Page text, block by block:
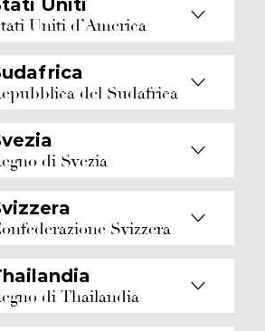
Uniti d’America
del Sudafrica
di Svezia
Svizzera
di Thailandia